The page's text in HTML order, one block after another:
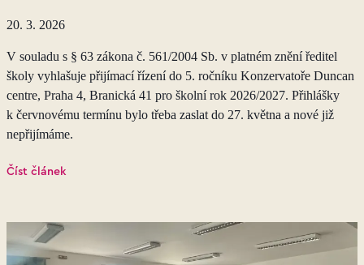
20. 3. 2026
V souladu s § 63 zákona č. 561/2004 Sb. v platném znění ředitel
školy vyhlašuje přijímací řízení do 5. ročníku Konzervatoře Duncan
centre, Praha 4, Branická 41 pro školní rok 2026/2027. Přihlášky
k červnovému termínu bylo třeba zaslat do 27. května a nové již
nepřijímáme.
Číst článek